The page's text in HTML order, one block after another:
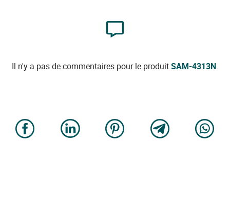
Il n'y a pas de commentaires pour le produitSAM-4313N.